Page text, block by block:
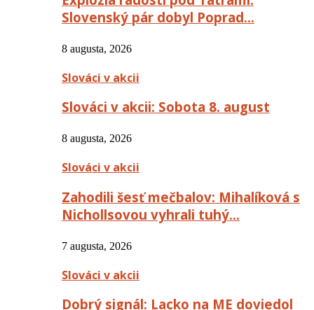
Slovenský pár dobyl Poprad…
8 augusta, 2026
Slováci v akcii
Slováci v akcii: Sobota 8. august
8 augusta, 2026
Slováci v akcii
Zahodili šesť mečbalov: Mihalíková s
Nichollsovou vyhrali tuhý…
7 augusta, 2026
Slováci v akcii
Dobrý signál: Lacko na ME doviedol